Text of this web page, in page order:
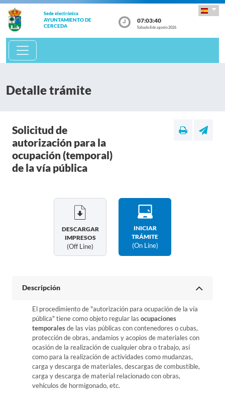
Sede electrónica
AYUNTAMIENTO DE
CERCEDA
07:03:41
Sábado 8 de agosto 2026
Detalle trámite
Solicitud de
autorización para la
ocupación (temporal)
de la vía pública
DESCARGAR
IMPRESOS
(off Line)
INICIAR
TRÁMITE
(on Line)
Descripción
El procedimiento de "autorización para ocupación de la vía
pública" tiene como objeto regular las ocupaciones
temporalesde las vías públicas con contenedores o cubas,
protección de obras, andamios y acopios de materiales con
ocasión de la realización de cualquier obra o trabajo, así
como para la realización de actividades como mudanzas,
carga y descarga de materiales, descargas de combustible,
carga y descarga de material relacionado con obras,
vehículos de hormigonado, etc.